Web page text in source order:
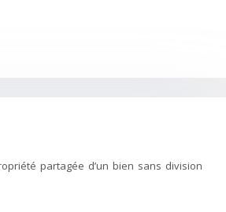
partagée d’un bien sans division